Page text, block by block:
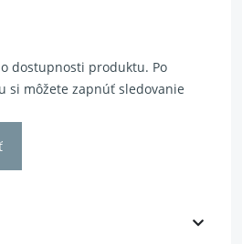
dostupnosti produktu. Po
si môžete zapnúť sledovanie